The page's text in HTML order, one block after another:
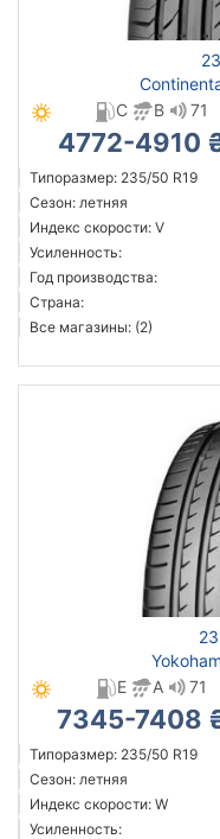
C
B 71
4772-4910
Типоразмер: 235/50 R19
Сезон: летняя
Индекс скорости: V
Усиленность:
Год производства:
Страна:
Все магазины: (2)
E
A 71
7345-7408
Типоразмер: 235/50 R19
Сезон: летняя
Индекс скорости: W
Усиленность: